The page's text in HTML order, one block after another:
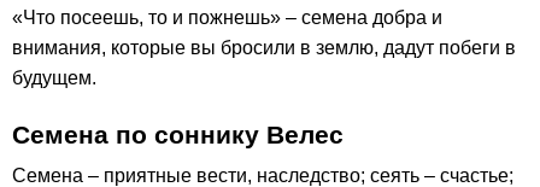
«Что посеешь, то и пожнешь» – семена добра и
внимания, которые вы бросили в землю, дадут побеги в
будущем.
Семена по соннику Велес
Семена – приятные вести, наследство; сеять – счастье;